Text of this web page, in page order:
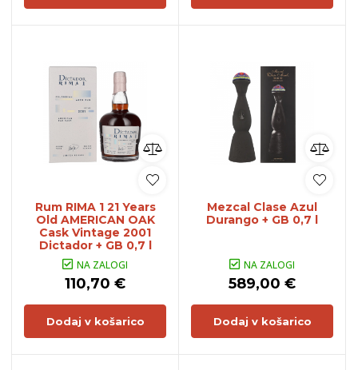
Rum RIMA 1 21 Years
Old AMERICAN OAK
Cask Vintage 2001
Dictador + GB 0,7 l
NA ZALOGI
110,70 €
Dodaj v košarico
Mezcal Clase Azul
Durango + GB 0,7 l
NA ZALOGI
589,00 €
Dodaj v košarico